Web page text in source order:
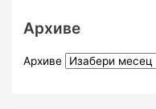
Архиве
Архиве